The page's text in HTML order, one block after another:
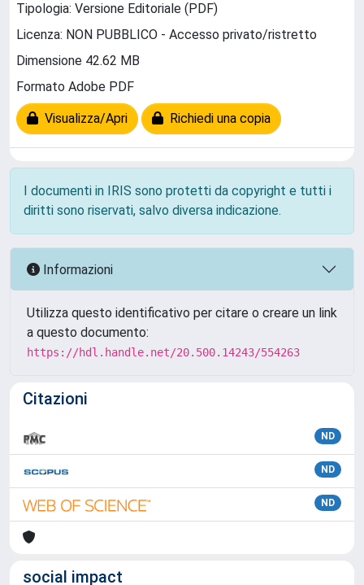
Tipologia: Versione Editoriale (PDF)
Licenza: NON PUBBLICO - Accesso privato/ristretto
Dimensione 42.62 MB
Formato Adobe PDF
Visualizza/Apri Richiedi una copia
I documenti in IRIS sono protetti da copyright e tutti i
diritti sono riservati, salvo diversa indicazione.
Informazioni
Utilizza questo identificativo per citare o creare un link
a questo documento:
https://hdl.handle.net/20.500.14243/554263
Citazioni
ND
ND
ND
social impact